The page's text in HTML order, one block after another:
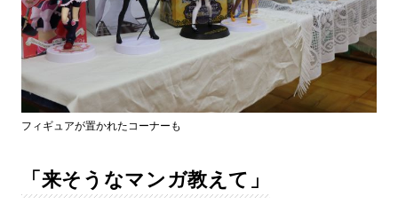
フィギュアが置かれたコーナーも
「来そうなマンガ教えて」